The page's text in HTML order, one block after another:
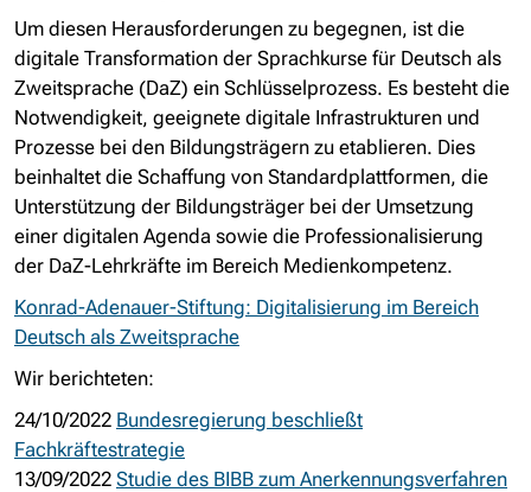
Um diesen Herausforderungen zu begegnen, ist die
digitale Transformation der Sprachkurse für Deutsch als
Zweitsprache (DaZ) ein Schlüsselprozess. Es besteht die
Notwendigkeit, geeignete digitale Infrastrukturen und
Prozesse bei den Bildungsträgern zu etablieren. Dies
beinhaltet die Schaffung von Standardplattformen, die
Unterstützung der Bildungsträger bei der Umsetzung
einer digitalen Agenda sowie die Professionalisierung
der DaZ-Lehrkräfte im Bereich Medienkompetenz.
Konrad-Adenauer-Stiftung: Digitalisierung im Bereich
Deutsch als Zweitsprache
Wir berichteten:
24/10/2022 Bundesregierung beschließt
Fachkräftestrategie
13/09/2022 Studie des BIBB zum Anerkennungsverfahren